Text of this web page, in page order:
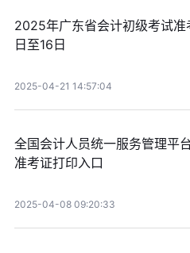
2025年广东省会计初级考试
日至16日
2025-04-21 14:57:04
全国会计人员统一服务管理平
准考证打印入口
2025-04-08 09:20:33